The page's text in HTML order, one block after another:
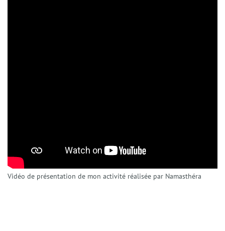
Vidéo de présentation de mon activité réalisée par Namasthéra